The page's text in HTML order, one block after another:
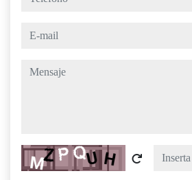
e-mail
mensaje
Captcha